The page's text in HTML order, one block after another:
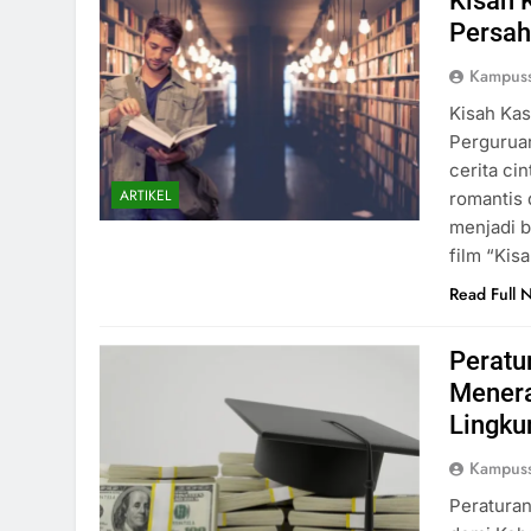
ARTIKEL
Kisah
cerita
romantis
menjadi
film
Read Full